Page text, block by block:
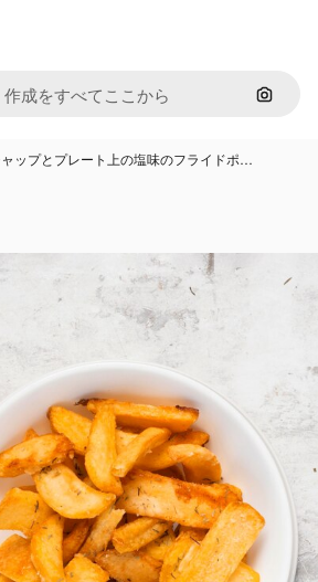
画像で
ップとプレート上の塩味のフライドポ…